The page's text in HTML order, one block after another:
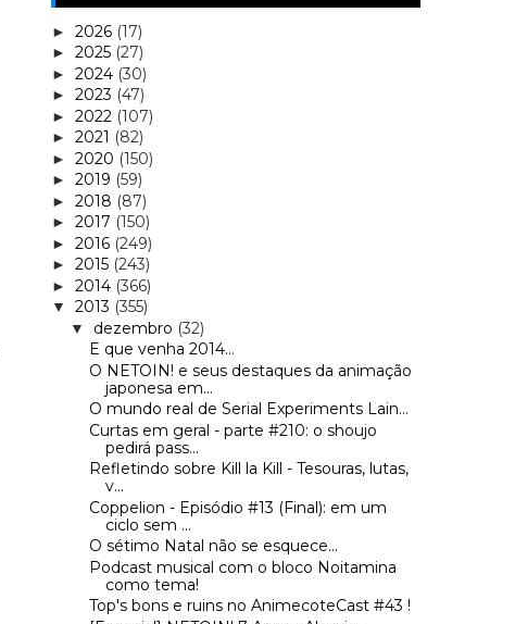
► 2026 (17)
► 2025 (27)
► 2024 (30)
► 2023 (47)
► 2022 (107)
► 2021 (82)
► 2020 (150)
► 2019 (59)
► 2018 (87)
► 2017 (150)
► 2016 (249)
► 2015 (243)
► 2014 (366)
▼ 2013 (355)
▼ dezembro (32)
E que venha 2014...
O NETOIN! e seus destaques da animação
japonesa em...
O mundo real de Serial Experiments Lain...
Curtas em geral - parte #210: o shoujo
pedirá pass...
Refletindo sobre Kill la Kill - Tesouras, lutas,
v...
Coppelion - Episódio #13 (Final): em um
ciclo sem ...
O sétimo Natal não se esquece...
Podcast musical com o bloco Noitamina
como tema!
Top's bons e ruins no AnimecoteCast #43 !